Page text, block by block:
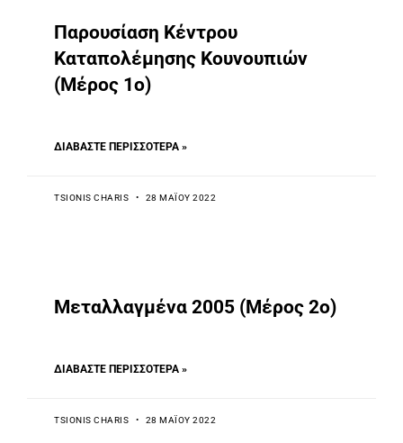
Παρουσίαση Κέντρου
Καταπολέμησης Κουνουπιών
(Μέρος 1ο)
ΔΙΑΒΆΣΤΕ ΠΕΡΙΣΣΌΤΕΡΑ »
TSIONIS CHARIS 28 ΜΑΪ́ΟΥ 2022
Mεταλλαγμένα 2005 (Μέρος 2ο)
ΔΙΑΒΆΣΤΕ ΠΕΡΙΣΣΌΤΕΡΑ »
TSIONIS CHARIS 28 ΜΑΪ́ΟΥ 2022